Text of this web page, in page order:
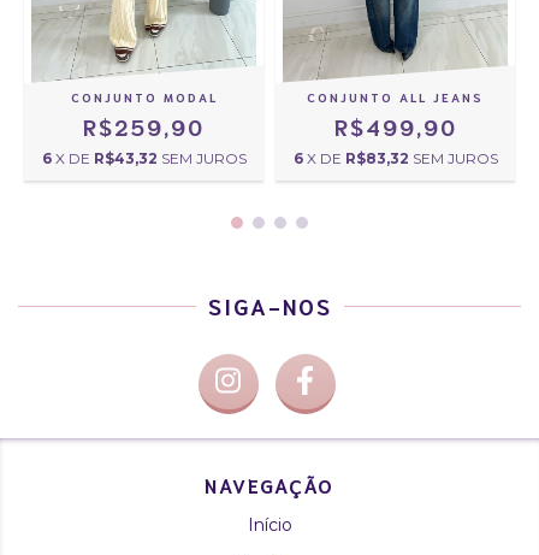
CONJUNTO MODAL
R$259,90
6 X DE R$43,32 SEM JUROS
CONJUNTO ALL JEANS
R$499,90
6 X DE R$83,32 SEM JUROS
SIGA-NOS
NAVEGAÇÃO
Início